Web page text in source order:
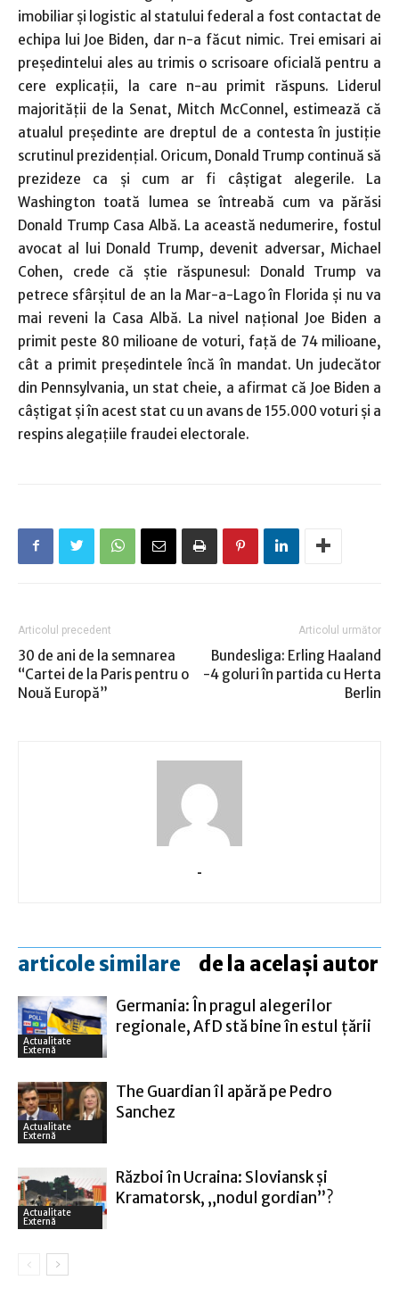
imobiliar şi logistic al statului federal a fost contactat de
echipa lui Joe Biden, dar n-a făcut nimic. Trei emisari ai
preşedintelui ales au trimis o scrisoare oficială pentru a
cere explicaţii, la care n-au primit răspuns. Liderul
majorităţii de la Senat, Mitch McConnel, estimează că
atualul preşedinte are dreptul de a contesta în justiţie
scrutinul prezidenţial. Oricum, Donald Trump continuă să
prezideze ca şi cum ar fi câştigat alegerile. La
Washington toată lumea se întreabă cum va părăsi
Donald Trump Casa Albă. La această nedumerire, fostul
avocat al lui Donald Trump, devenit adversar, Michael
Cohen, crede că ştie răspunesul: Donald Trump va
petrece sfârşitul de an la Mar-a-Lago în Florida şi nu va
mai reveni la Casa Albă. La nivel naţional Joe Biden a
primit peste 80 milioane de voturi, faţă de 74 milioane,
cât a primit preşedintele încă în mandat. Un judecător
din Pennsylvania, un stat cheie, a afirmat că Joe Biden a
câştigat şi în acest stat cu un avans de 155.000 voturi şi a
respins alegaţiile fraudei electorale.
Articolul precedent
30 de ani de la semnarea
“Cartei de la Paris pentru o
Nouă Europă”
Articolul următor
Bundesliga: Erling Haaland
-4 goluri în partida cu Herta
Berlin
-
articole similare de la același autor
Actualitate
Externă
Germania: În pragul alegerilor
regionale, AfD stă bine în estul ţării
Actualitate
Externă
The Guardian îl apără pe Pedro
Sanchez
Actualitate
Externă
Război în Ucraina: Sloviansk şi
Kramatorsk, „nodul gordian”?